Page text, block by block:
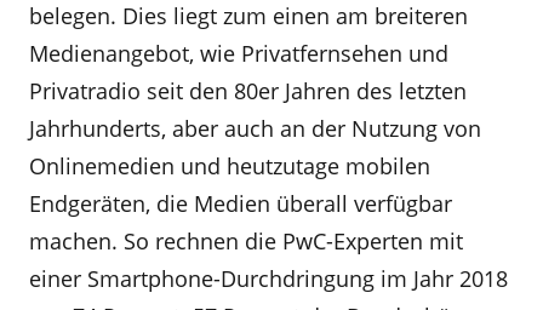
belegen. Dies liegt zum einen am breiteren
Medienangebot, wie Privatfernsehen und
Privatradio seit den 80er Jahren des letzten
Jahrhunderts, aber auch an der Nutzung von
Onlinemedien und heutzutage mobilen
Endgeräten, die Medien überall verfügbar
machen. So rechnen die PwC-Experten mit
einer Smartphone-Durchdringung im Jahr 2018